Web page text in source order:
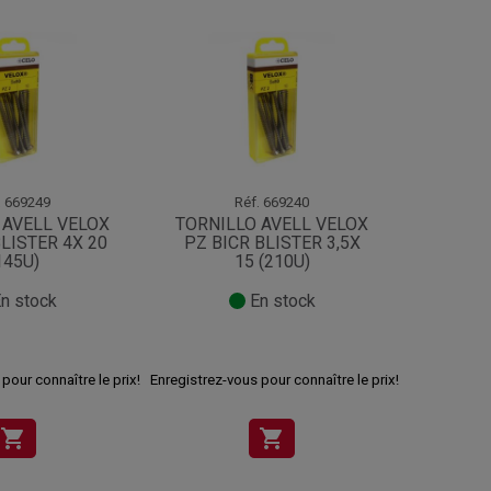
669249
VELOX
4X 20
stock
connaître le prix!
shopping_cart
Réf. 669240
TORNILLO AVELL VELOX
PZ BICR BLISTER 3,5X
15 (210U)
En stock
Enregistrez-vous pour connaître le prix!
shopping_cart